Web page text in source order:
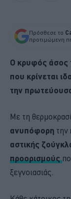
Πρόσθεσε το
προτιμώμενη
Ο κρυφός άσος
που κρίνεται
την
Με τη
ανυπόφορη την
αστικής
προορισμούς
ξεγνοιασιάς.